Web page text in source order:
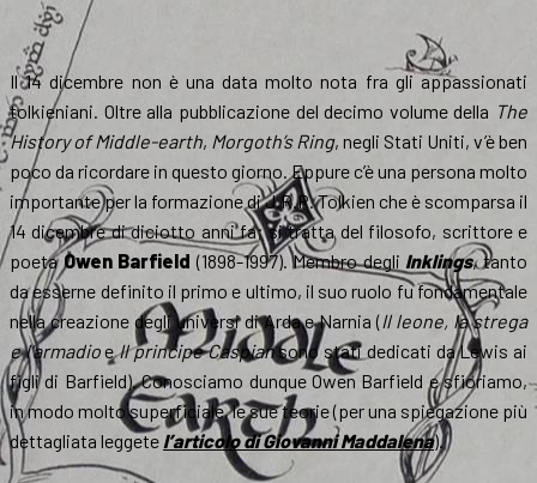
Il 14 dicembre non è una data molto nota fra gli appassionati
tolkieniani. Oltre alla pubblicazione del decimo volume della The
History of Middle-earth, Morgoth’s Ring, negli Stati Uniti, v’è ben
poco da ricordare in questo giorno. Eppure c’è una persona molto
importante per la formazione di J.R.R. Tolkien che è scomparsa il
14 dicembre di diciotto anni fa; si tratta del filosofo, scrittore e
poetaOwen Barfield (1898-1997). Membro degli Inklings, tanto
da esserne definito il primo e ultimo, il suo ruolo fu fondamentale
nella creazione degli universi di Arda e Narnia (Il leone, la strega
e l’armadioeIl principe Caspiansono stati dedicati da Lewis ai
figli di Barfield). Conosciamo dunque Owen Barfield e sfioriamo,
in modo molto superficiale, le sue teorie (per una spiegazione più
dettagliata leggete l’articolo di Giovanni Maddalena).